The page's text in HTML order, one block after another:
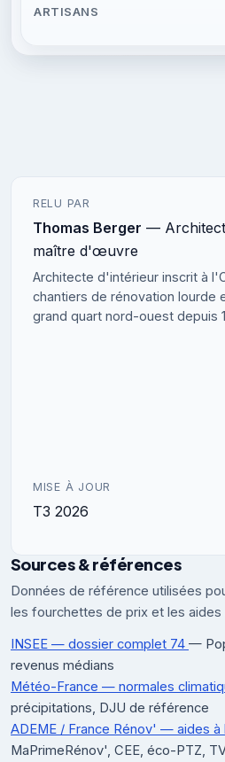
RELU PAR
Thomas Berger —
maître d'œuvre
Architecte d'intérieur inscrit à
chantiers de rénovation lourde
grand quart nord-ouest depuis
MISE À JOUR
T3 2026
Sources & références
Données de référence utilisées
les fourchettes de prix et les aides
INSEE — dossier complet 74 —
revenus médians
Météo-France — normales
précipitations, DJU de référence
ADEME / France Rénov' — aides à
MaPrimeRénov', CEE, éco-PTZ,